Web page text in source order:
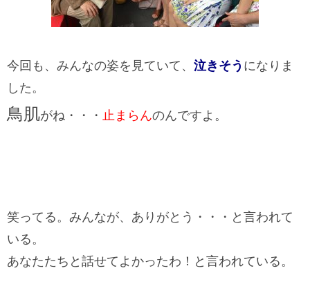
今回も、みんなの姿を見ていて、 泣きそう になりま
した。
鳥肌がね・・・ 止まらんのんですよ。
笑ってる。みんなが、ありがとう・・・と言われて
いる。
あなたたちと話せてよかったわ！と言われている。